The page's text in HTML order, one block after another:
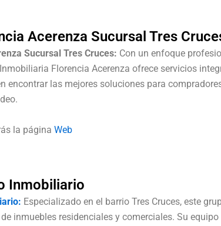
Acerenza Sucursal Tres
Sucursal Tres Cruces: Con un enfoque
Florencia Acerenza ofrece servicios
encontrar las mejores soluciones para
la página Web
Inmobiliario
Especializado en el barrio Tres Cruces, este
inmuebles residenciales y comerciales. Su